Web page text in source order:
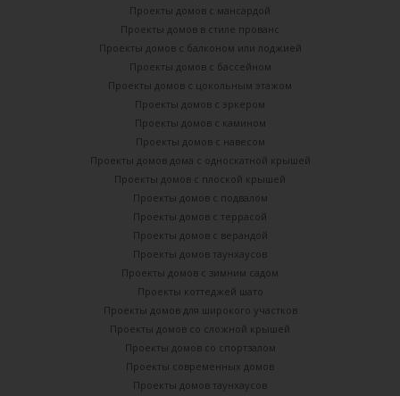
Проекты домов с мансардой
Проекты домов в стиле прованс
Проекты домов с балконом или лоджией
Проекты домов с бассейном
Проекты домов с цокольным этажом
Проекты домов с эркером
Проекты домов с камином
Проекты домов с навесом
Проекты домов дома с односкатной крышей
Проекты домов с плоской крышей
Проекты домов с подвалом
Проекты домов с террасой
Проекты домов с верандой
Проекты домов таунхаусов
Проекты домов с зимним садом
Проекты коттеджей шато
Проекты домов для широкого участков
Проекты домов со сложной крышей
Проекты домов со спортзалом
Проекты современных домов
Проекты домов таунхаусов